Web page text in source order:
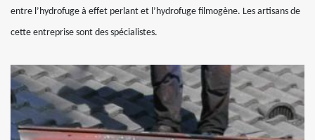
entre l’hydrofuge à effet perlant et l’hydrofuge filmogène. Les artisans de
cette entreprise sont des spécialistes.